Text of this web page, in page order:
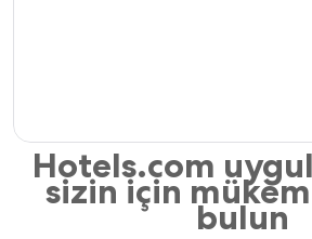
Hotels.com
sizin için
bulun